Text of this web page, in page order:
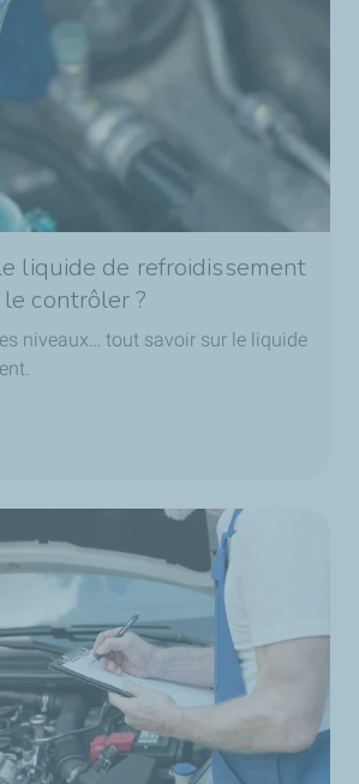
liquide de refroidissement
contrôler ?
niveaux… tout savoir sur le liquide